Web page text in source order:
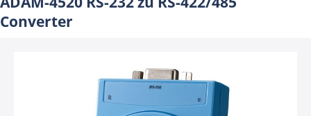
Converter